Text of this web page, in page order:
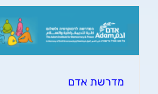
מדרשת אדם